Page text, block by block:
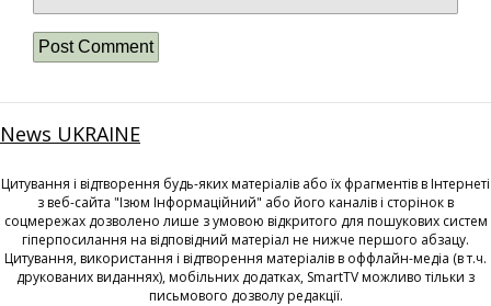
News UKRAINE
Цитування і відтворення будь-яких матеріалів або їх фрагментів в Інтернеті
з веб-сайта "Ізюм Інформаційний" або його каналів і сторінок в
соцмережах дозволено лише з умовою відкритого для пошукових систем
гіперпосилання на відповідний матеріал не нижче першого абзацу.
Цитування, використання і відтворення матеріалів в оффлайн-медіа (в т.ч.
друкованих виданнях), мобільних додатках, SmartTV можливо тільки з
письмового дозволу редакції.